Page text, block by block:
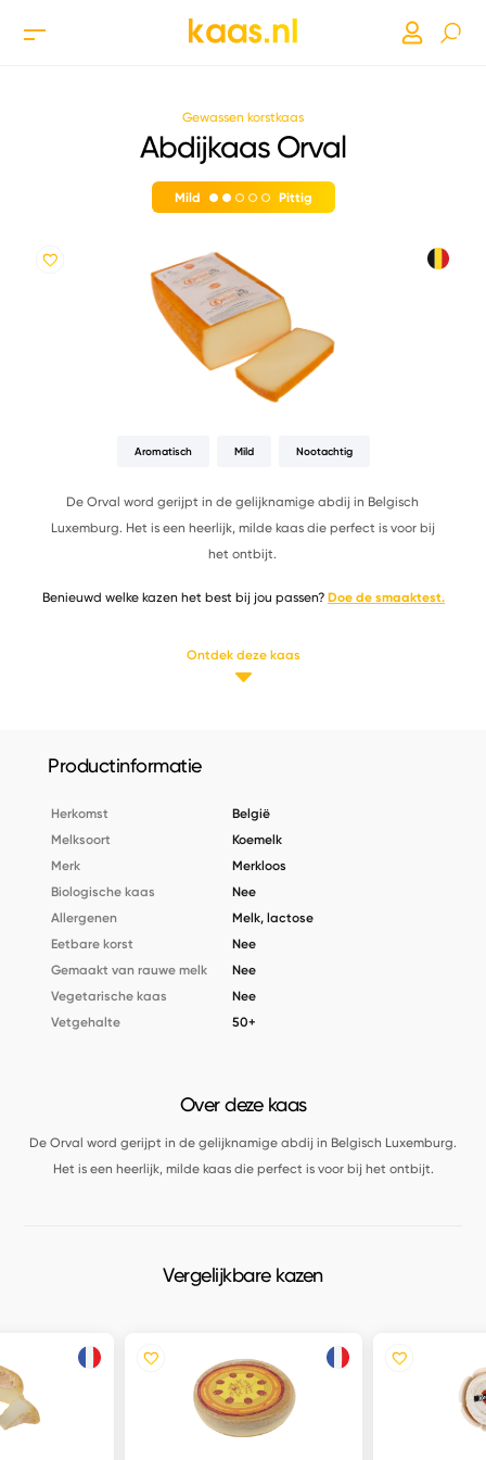
Gewassen korstkaas
Abdijkaas Orval
Mild Pittig
Aromatisch Mild Nootachtig
De Orval word gerijpt in de gelijknamige abdij in Belgisch
Luxemburg. Het is een heerlijk, milde kaas die perfect is voor bij
het ontbijt.
Benieuwd welke kazen het best bij jou passen? Doe de smaaktest.
Ontdek deze kaas
Productinformatie
Herkomst
België
Melksoort
Koemelk
Merk
Merkloos
Biologische kaas
Nee
Allergenen
Melk, lactose
Eetbare korst
Nee
Gemaakt van rauwe melk
Nee
Vegetarische kaas
Nee
Vetgehalte
50+
Over deze kaas
De Orval word gerijpt in de gelijknamige abdij in Belgisch Luxemburg.
Het is een heerlijk, milde kaas die perfect is voor bij het ontbijt.
Vergelijkbare kazen